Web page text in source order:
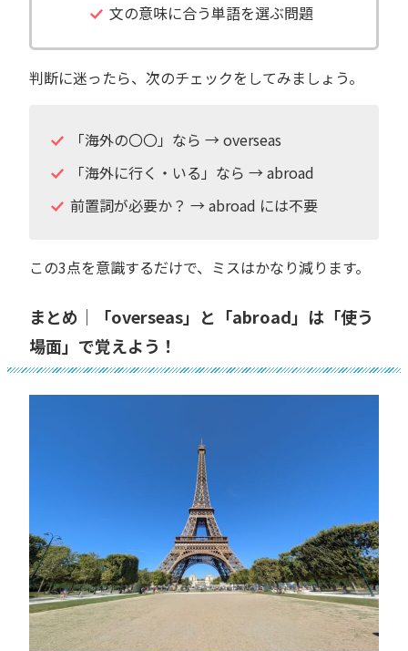
文の意味に合う単語を選ぶ問題
判断に迷ったら、次のチェックをしてみましょう。
「海外の〇〇」なら → overseas
「海外に行く・いる」なら → abroad
前置詞が必要か？ → abroad には不要
この3点を意識するだけで、ミスはかなり減ります。
まとめ｜「overseas」と「abroad」は「使う
場面」で覚えよう！